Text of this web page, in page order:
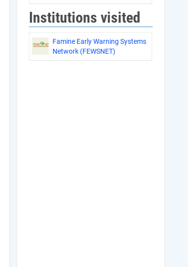
Institutions visited
Famine Early Warning Systems
Network (FEWSNET)